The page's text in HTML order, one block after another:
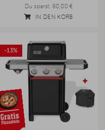
Du sparst: 80,00 €
IN DEN KORB
-13%